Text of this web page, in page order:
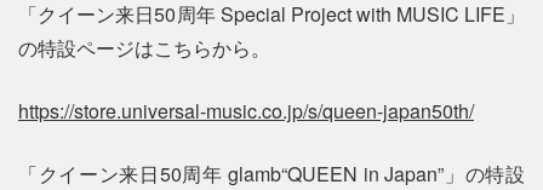
「クイーン来日50周年 Special Project with MUSIC LIFE」
の特設ページはこちらから。
https://store.universal-music.co.jp/s/queen-japan50th/
「クイーン来日50周年 glamb“QUEEN in Japan”」の特設